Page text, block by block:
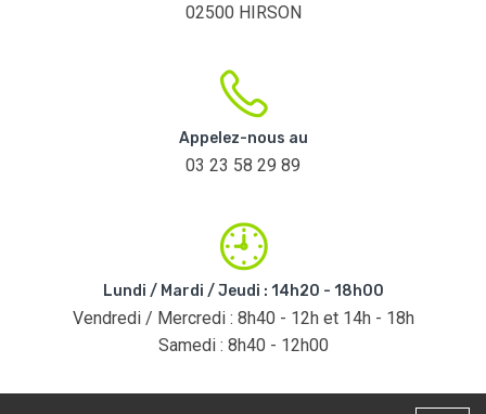
02500 HIRSON
Appelez-nous au
03 23 58 29 89
Lundi / Mardi / Jeudi : 14h20 - 18h00
Vendredi / Mercredi : 8h40 - 12h et 14h - 18h
Samedi : 8h40 - 12h00